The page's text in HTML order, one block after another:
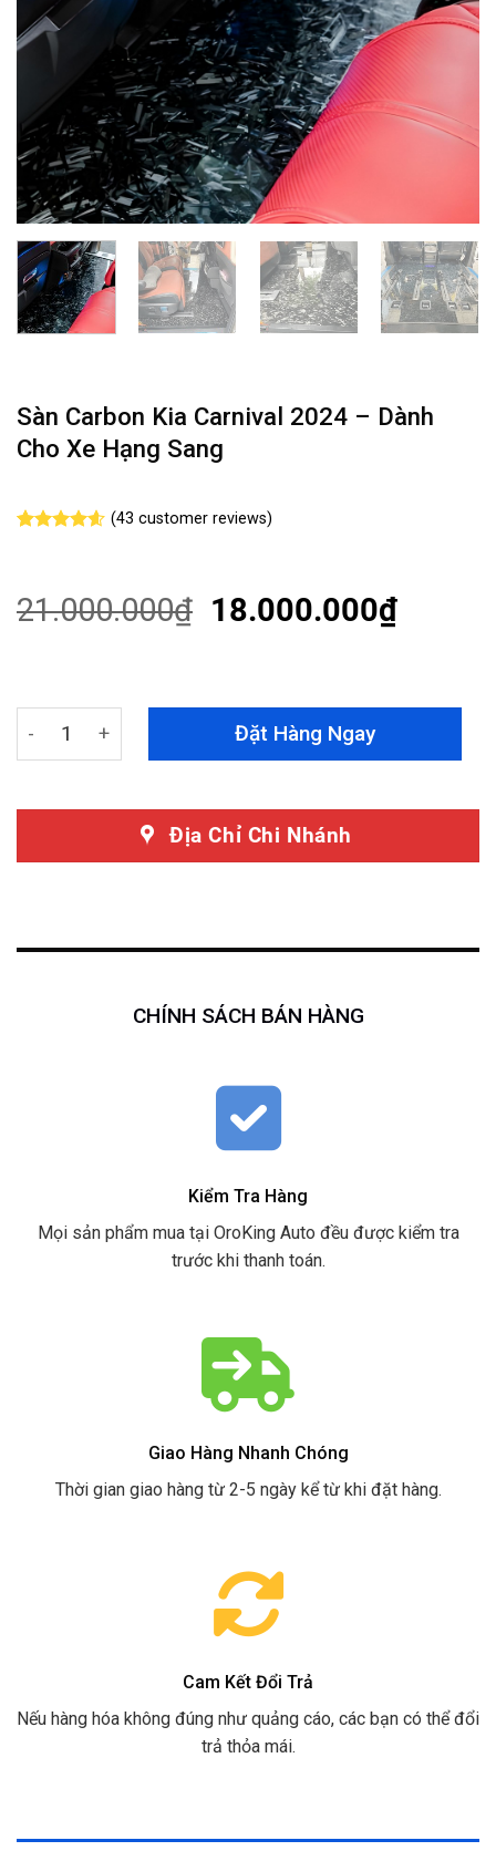
Sàn Carbon Kia Carnival 2024 – Dành
Cho Xe Hạng Sang
customer
ratings
(43 customer reviews)
21.000.000₫ 18.000.000₫
Sàn Carbon Kia Carnival 2024 - Dành Cho Xe Hạng
Đặt Hàng Ngay
Địa Chỉ Chi Nhánh
CHÍNH SÁCH BÁN HÀNG
Kiểm Tra Hàng
Mọi sản phẩm mua tại OroKing Auto đều được kiểm tra
trước khi thanh toán.
Giao Hàng Nhanh Chóng
Thời gian giao hàng từ 2-5 ngày kể từ khi đặt hàng.
Cam Kết Đổi Trả
Nếu hàng hóa không đúng như quảng cáo, các bạn có thể đổi
trả thỏa mái.